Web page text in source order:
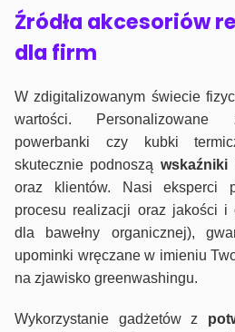
Źródła akcesoriów
dla firm
W zdigitalizowanym świecie
wartości. Personalizowane
powerbanki czy kubki
skutecznie podnoszą wskaźniki
oraz klientów. Nasi eksperci
procesu realizacji oraz jakości i
dla bawełny organicznej),
upominki wręczane w imieniu
na zjawisko greenwashingu.
Wykorzystanie gadżetów z